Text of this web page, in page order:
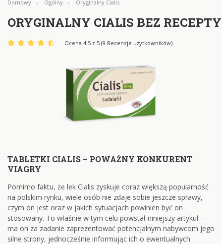
Domowy Ogólny Oryginalny Cialis
ORYGINALNY CIALIS BEZ RECEPTY
Ocena 4.5 z 5 (9 Recenzje użytkowników)
TABLETKI CIALIS – POWAŻNY KONKURENT
VIAGRY
Pomimo faktu, że lek Cialis zyskuje coraz większą popularność
na polskim rynku, wiele osób nie zdaje sobie jeszcze sprawy,
czym on jest oraz w jakich sytuacjach powinien być on
stosowany. To właśnie w tym celu powstał niniejszy artykuł –
ma on za zadanie zaprezentować potencjalnym nabywcom jego
silne strony, jednocześnie informując ich o ewentualnych